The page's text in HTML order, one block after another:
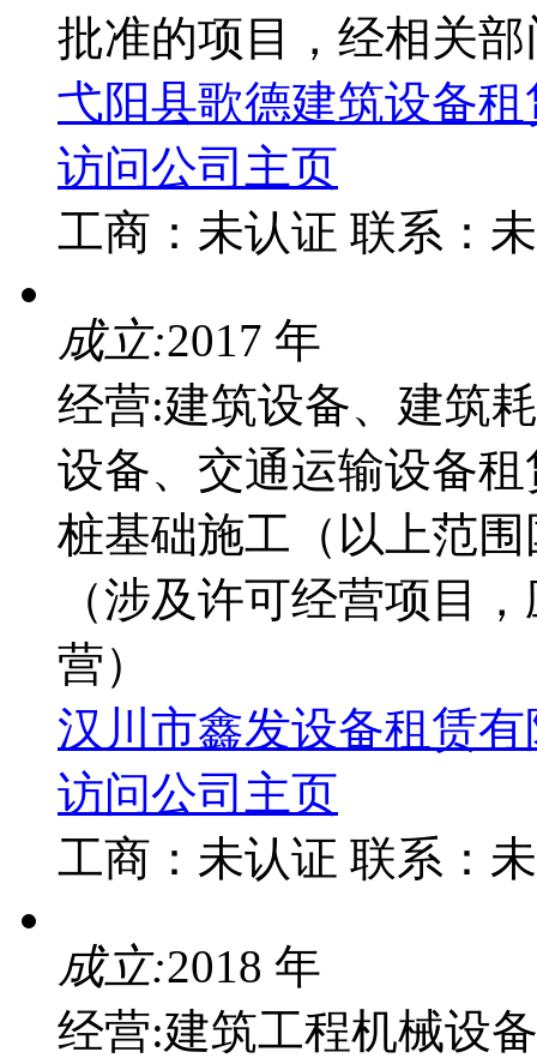
批准的项目，经相关
弋阳县歌德建筑设备
访问公司主页
工商： 未认证 联系：
成立:2017 年
经营:建筑设备、建筑
设备、交通运输设备
桩基础施工（以上范
（涉及许可经营项目
营）
汉川市鑫发设备租赁
访问公司主页
工商： 未认证 联系：
成立:2018 年
经营:建筑工程机械设